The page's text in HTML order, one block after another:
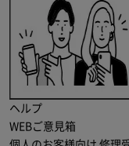
ヘルプ
WEBご意見箱